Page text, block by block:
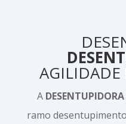
A
ramo